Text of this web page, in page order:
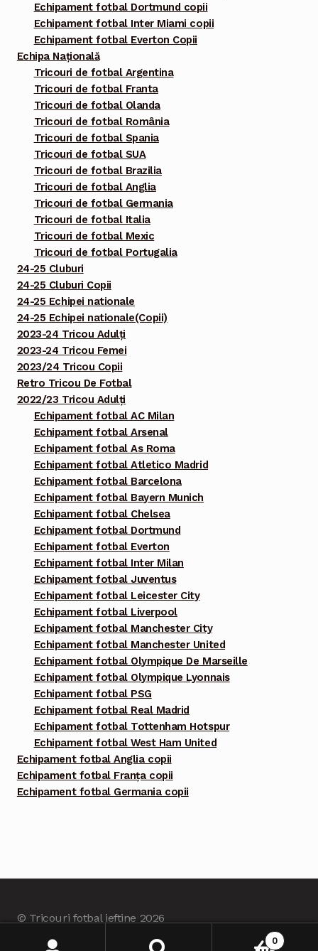
Echipament fotbal Dortmund copii
Echipament fotbal Inter Miami copii
Echipament fotbal Everton Copii
Echipa Națională
Tricouri de fotbal Argentina
Tricouri de fotbal Franta
Tricouri de fotbal Olanda
Tricouri de fotbal România
Tricouri de fotbal Spania
Tricouri de fotbal SUA
Tricouri de fotbal Brazilia
Tricouri de fotbal Anglia
Tricouri de fotbal Germania
Tricouri de fotbal Italia
Tricouri de fotbal Mexic
Tricouri de fotbal Portugalia
24-25 Cluburi
24-25 Cluburi Copii
24-25 Echipei nationale
24-25 Echipei nationale(Copii)
2023-24 Tricou Adulți
2023-24 Tricou Femei
2023/24 Tricou Copii
Retro Tricou De Fotbal
2022/23 Tricou Adulți
Echipament fotbal AC Milan
Echipament fotbal Arsenal
Echipament fotbal As Roma
Echipament fotbal Atletico Madrid
Echipament fotbal Barcelona
Echipament fotbal Bayern Munich
Echipament fotbal Chelsea
Echipament fotbal Dortmund
Echipament fotbal Everton
Echipament fotbal Inter Milan
Echipament fotbal Juventus
Echipament fotbal Leicester City
Echipament fotbal Liverpool
Echipament fotbal Manchester City
Echipament fotbal Manchester United
Echipament fotbal Olympique De Marseille
Echipament fotbal Olympique Lyonnais
Echipament fotbal PSG
Echipament fotbal Real Madrid
Echipament fotbal Tottenham Hotspur
Echipament fotbal West Ham United
Echipament fotbal Anglia copii
Echipament fotbal Franța copii
Echipament fotbal Germania copii
© Tricouri fotbal ieftine 2026
0